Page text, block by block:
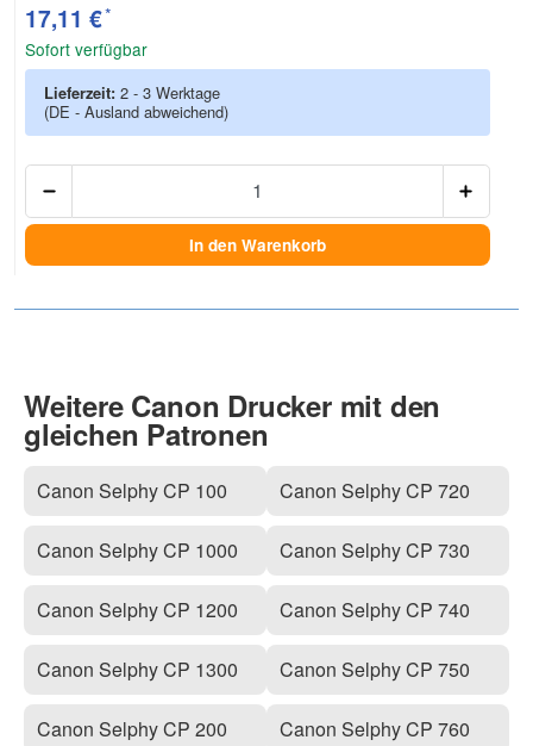
17,11 €*
Sofort verfügbar
Lieferzeit: 2 - 3 Werktage
(DE - Ausland abweichend)
In den Warenkorb
Weitere Canon Drucker mit den
gleichen Patronen
Canon Selphy CP 100
Canon Selphy CP 1000
Canon Selphy CP 1200
Canon Selphy CP 1300
Canon Selphy CP 200
Canon Selphy CP 720
Canon Selphy CP 730
Canon Selphy CP 740
Canon Selphy CP 750
Canon Selphy CP 760